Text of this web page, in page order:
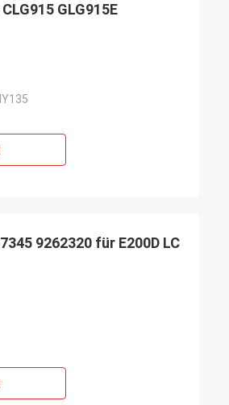
GLG915E
9262320 für E200D LC